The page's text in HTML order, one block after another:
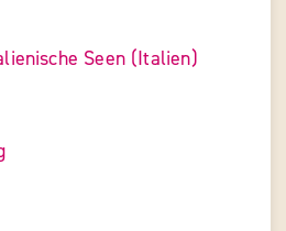
Seen (Italien)